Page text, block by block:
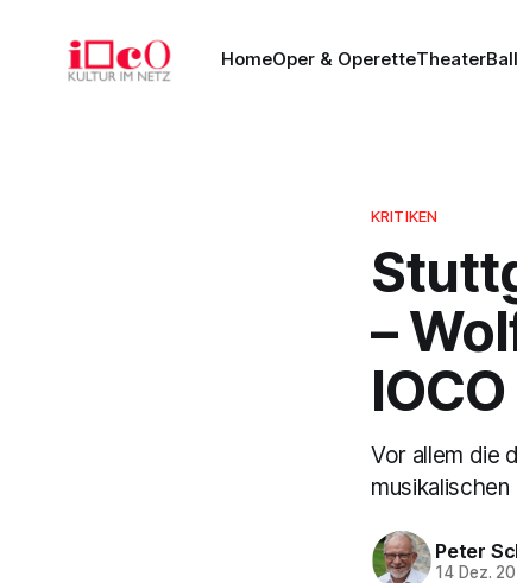
HomeOper & OperetteTheater
KRITIKEN
–
IOCO
Vor allem die
Peter
14 Dez.